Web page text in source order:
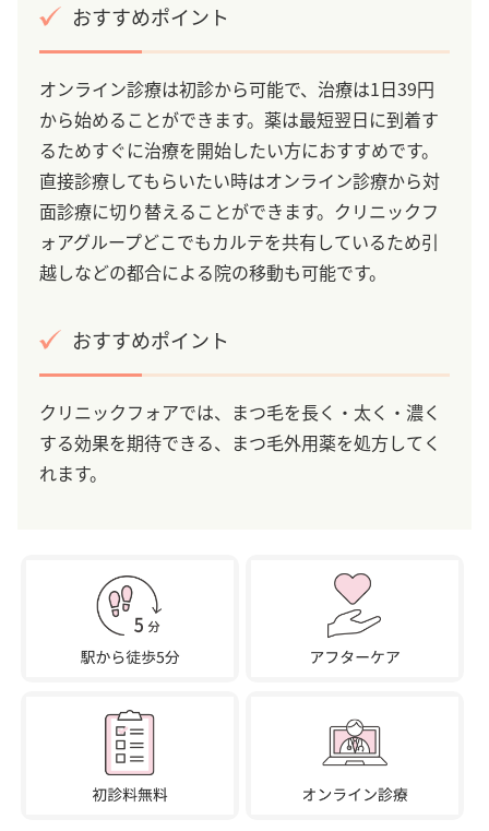
おすすめポイント
オンライン診療は初診から可能で、治療は1日39円
から始めることができます。薬は最短翌日に到着す
るためすぐに治療を開始したい方におすすめです。
直接診療してもらいたい時はオンライン診療から対
面診療に切り替えることができます。クリニックフ
ォアグループどこでもカルテを共有しているため引
越しなどの都合による院の移動も可能です。
おすすめポイント
クリニックフォアでは、まつ毛を長く・太く・濃く
する効果を期待できる、まつ毛外用薬を処方してく
れます。